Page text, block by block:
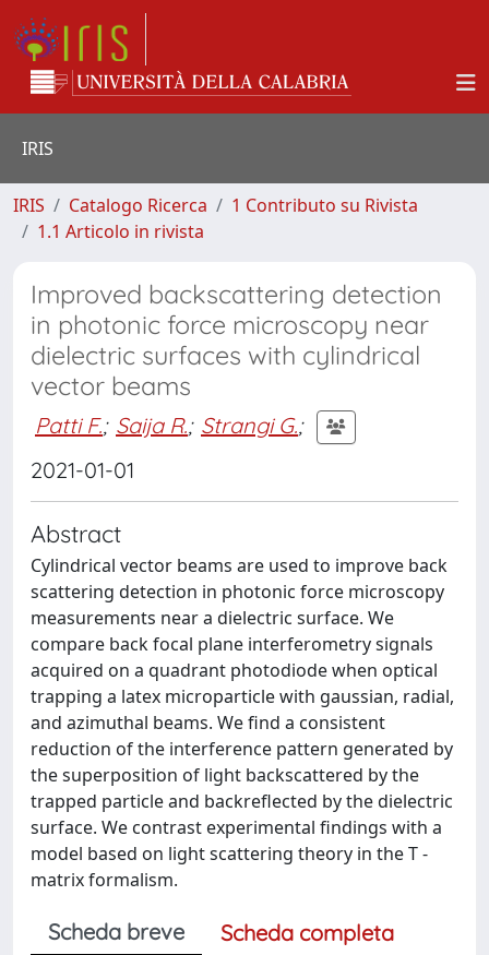
IRIS
IRIS Catalogo Ricerca
1 Contributo su Rivista
1.1 Articolo in rivista
Improved backscattering detection
in photonic force microscopy near
dielectric surfaces with cylindrical
vector beams
Patti F.; Saija R.; Strangi G.;
2021-01-01
Abstract
Cylindrical vector beams are used to improve back
scattering detection in photonic force microscopy
measurements near a dielectric surface. We
compare back focal plane interferometry signals
acquired on a quadrant photodiode when optical
trapping a latex microparticle with gaussian, radial,
and azimuthal beams. We find a consistent
reduction of the interference pattern generated by
the superposition of light backscattered by the
trapped particle and backreflected by the dielectric
surface. We contrast experimental findings with a
model based on light scattering theory in the T -
matrix formalism.
Scheda breve
Scheda completa